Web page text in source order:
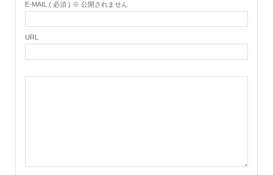
E-MAIL ( 必須 ) ※ 公開されません
URL